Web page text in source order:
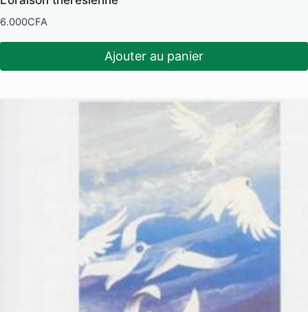
6.000CFA
Ajouter au panier